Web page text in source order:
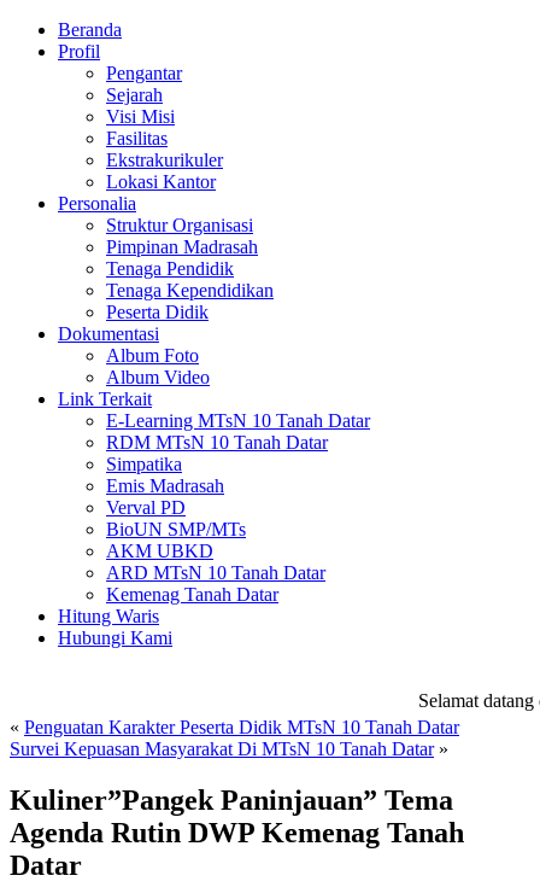
Beranda
Profil
Pengantar
Sejarah
Visi Misi
Fasilitas
Ekstrakurikuler
Lokasi Kantor
Personalia
Struktur Organisasi
Pimpinan Madrasah
Tenaga Pendidik
Tenaga Kependidikan
Peserta Didik
Dokumentasi
Album Foto
Album Video
Link Terkait
E-Learning MTsN 10 Tanah Datar
RDM MTsN 10 Tanah Datar
Simpatika
Emis Madrasah
Verval PD
BioUN SMP/MTs
AKM UBKD
ARD MTsN 10 Tanah Datar
Kemenag Tanah Datar
Hitung Waris
Hubungi Kami
Selamat datang di
« Penguatan Karakter Peserta Didik MTsN 10 Tanah Datar
Survei Kepuasan Masyarakat Di MTsN 10 Tanah Datar»
Kuliner”Pangek Paninjauan” Tema
Agenda Rutin DWP Kemenag Tanah
Datar